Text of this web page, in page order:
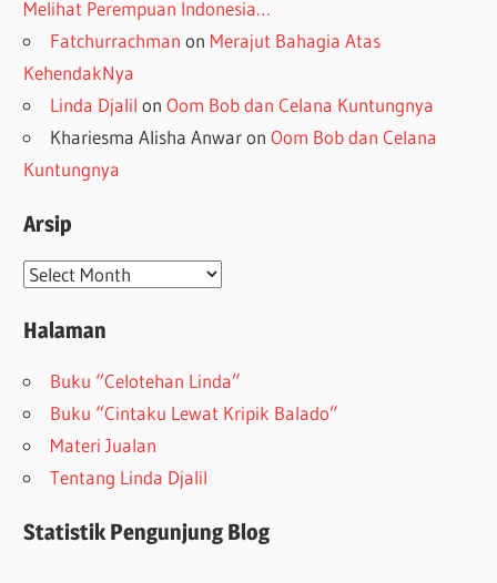
Melihat Perempuan Indonesia…
Fatchurrachman on Merajut Bahagia Atas
KehendakNya
Linda Djalil onOom Bob dan Celana Kuntungnya
Khariesma Alisha AnwaronOom Bob dan Celana
Kuntungnya
Arsip
Arsip
Halaman
Buku “Celotehan Linda”
Buku “Cintaku Lewat Kripik Balado”
Materi Jualan
Tentang Linda Djalil
Statistik Pengunjung Blog